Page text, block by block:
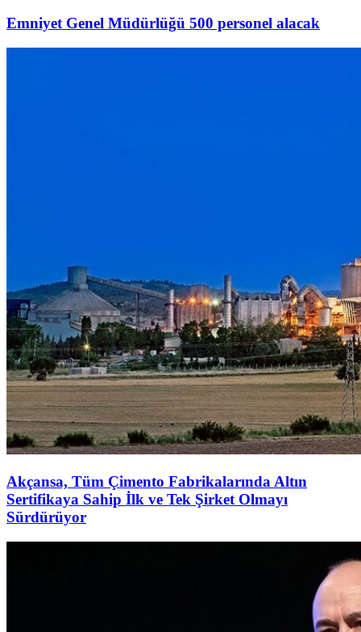
Emniyet Genel Müdürlüğü 500 personel alacak
Akçansa, Tüm Çimento Fabrikalarında Altın
Sertifikaya Sahip İlk ve Tek Şirket Olmayı
Sürdürüyor